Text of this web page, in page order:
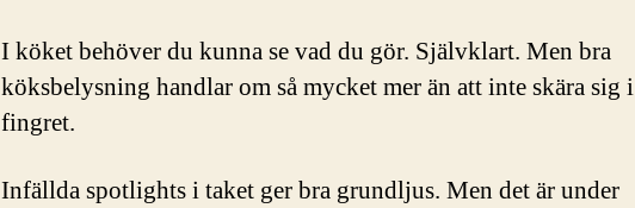
I köket behöver du kunna se vad du gör. Självklart. Men bra
köksbelysning handlar om så mycket mer än att inte skära sig i
fingret.
Infällda spotlights i taket ger bra grundljus. Men det är under